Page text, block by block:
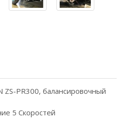
ZS-PR300, балансировочный
5 Скоростей